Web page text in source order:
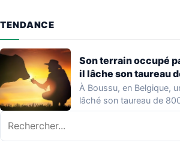
TENDANCE
Son terrain occupé
il lâche son taureau
À Boussu, en Belgique,
lâché son taureau de